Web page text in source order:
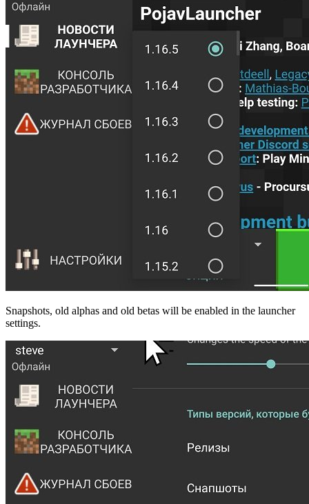
Snapshots, old alphas and old betas will be enabled in the launcher
settings.